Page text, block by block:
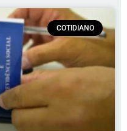
COTIDIANO